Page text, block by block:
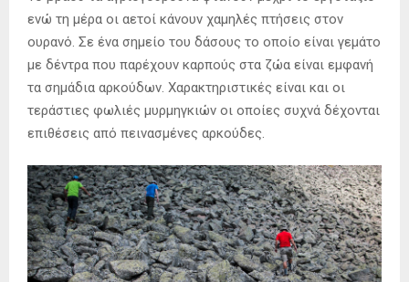
ενώ τη μέρα οι αετοί κάνουν χαμηλές πτήσεις στον
ουρανό. Σε ένα σημείο του δάσους το οποίο είναι γεμάτο
με δέντρα που παρέχουν καρπούς στα ζώα είναι εμφανή
τα σημάδια αρκούδων. Χαρακτηριστικές είναι και οι
τεράστιες φωλιές μυρμηγκιών οι οποίες συχνά δέχονται
επιθέσεις από πεινασμένες αρκούδες.